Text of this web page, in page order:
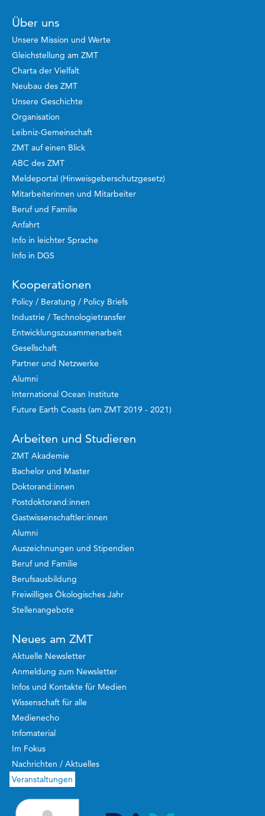
Über uns
Unsere Mission und Werte
Gleichstellung am ZMT
Charta der Vielfalt
Neubau des ZMT
Unsere Geschichte
Organisation
Leibniz-Gemeinschaft
ZMT auf einen Blick
ABC des ZMT
Meldeportal (Hinweisgeberschutzgesetz)
Mitarbeiterinnen und Mitarbeiter
Beruf und Familie
Anfahrt
Info in leichter Sprache
Info in DGS
Kooperationen
Policy / Beratung / Policy Briefs
Industrie / Technologietransfer
Entwicklungszusammenarbeit
Gesellschaft
Partner und Netzwerke
Alumni
International Ocean Institute
Future Earth Coasts (am ZMT 2019 - 2021)
Arbeiten und Studieren
ZMT Akademie
Bachelor und Master
Doktorand:innen
Postdoktorand:innen
Gastwissenschaftler:innen
Alumni
Auszeichnungen und Stipendien
Beruf und Familie
Berufsausbildung
Freiwilliges Ökologisches Jahr
Stellenangebote
Neues am ZMT
Aktuelle Newsletter
Anmeldung zum Newsletter
Infos und Kontakte für Medien
Wissenschaft für alle
Medienecho
Infomaterial
Im Fokus
Nachrichten / Aktuelles
Veranstaltungen